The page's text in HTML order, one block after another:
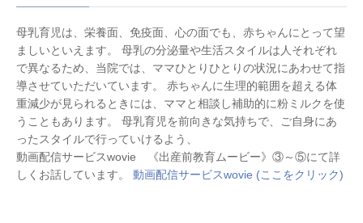
母乳育児は、栄養面、免疫面、心の面でも、赤ちゃんにとって望
ましいといえます。 母乳の分泌量や生活スタイルは人それぞれ
で異なるため、当院では、ママひとりひとりの状況にあわせて指
導させていただいています。 赤ちゃんに生理的範囲を超える体
重減少が見られるときには、ママと相談し補助的に粉ミルクを使
うこともあります。 母乳育児を前向きな気持ちで、ご自身にあ
ったスタイルで行っていけるよう、
動画配信サービスwovie 《出産前教育ムービー》③～⑤にて詳
しくお話しています。 動画配信サービスwovie (ここをクリック)